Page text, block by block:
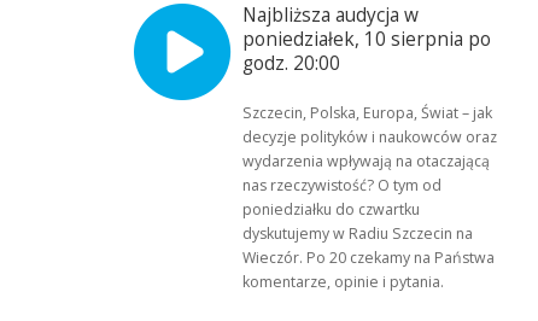
Najbliższa audycja w
poniedziałek, 10 sierpnia po
godz. 20:00
Szczecin, Polska, Europa, Świat – jak
decyzje polityków i naukowców oraz
wydarzenia wpływają na otaczającą
nas rzeczywistość? O tym od
poniedziałku do czwartku
dyskutujemy w Radiu Szczecin na
Wieczór. Po 20 czekamy na Państwa
komentarze, opinie i pytania.